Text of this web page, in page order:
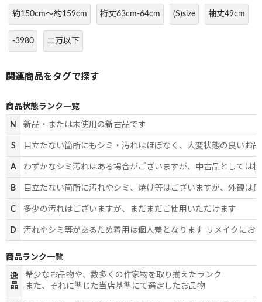
約150cm～約159cm 裄丈63cm-64cm (S)size 袖丈49cm
-3980 二万以下
商品状態ランク一覧
N 新品・または未使用の新古品です
S 目立たない箇所にもシミ・汚れはほぼなく、大変状態の良いお
A わずかなシミ汚れはある場合がございますが、中古品としては
B 目立たない箇所に汚れやシミ、焼け等はございますが、外観は
C 多少の汚れはございますが、まだまだご使用いただけます
D 汚れやシミ等があるため着用は個人差となります リメイクにお
商品ランク一覧
逸
品
希少なお品物や、数多くの作家物を取り揃えたランク
また、それに準じた当店基準にて選定したお品物